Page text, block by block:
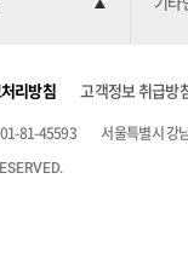
리방침 고객정보 취급방
81-45593 서울특별시 강